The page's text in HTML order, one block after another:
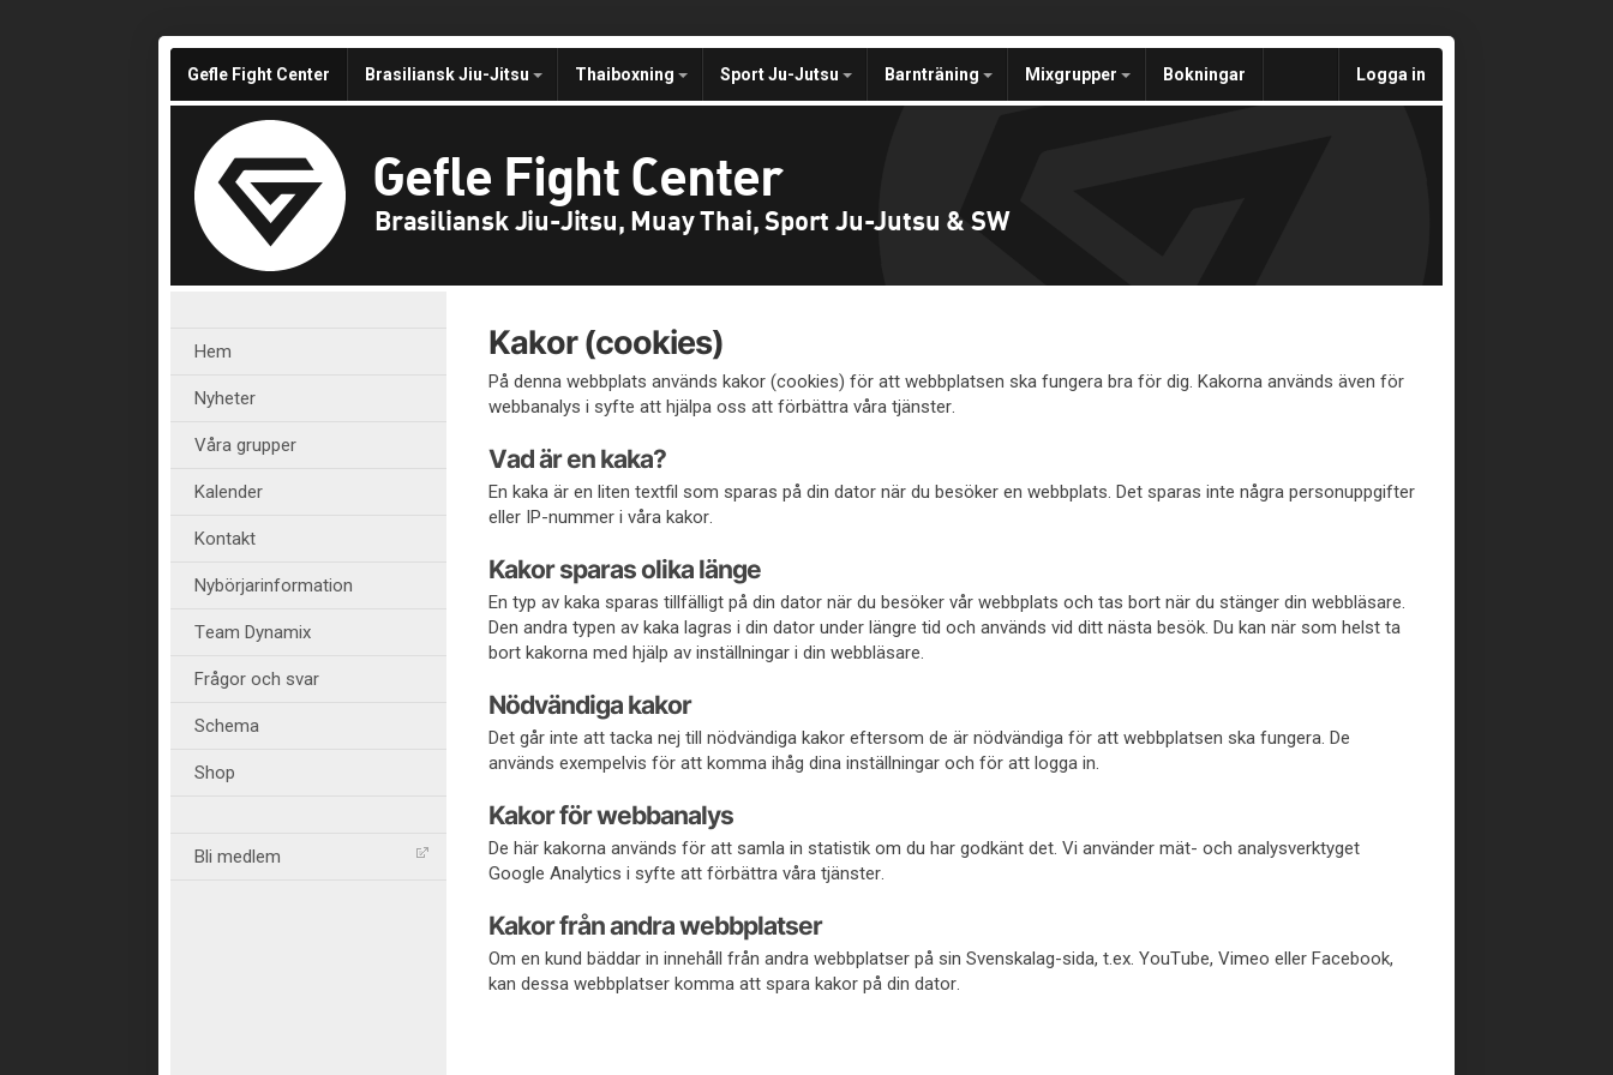
Gefle Fight Center Brasiliansk Jiu-Jitsu Thaiboxning Sport Ju-Jutsu Barnträning Mixgrupper Bokningar Logga in
Gefle Fight Center
Brasiliansk Jiu-Jitsu, Muay Thai, Sport Ju-Jutsu & SW
Hem
Nyheter
Våra grupper
Kalender
Kontakt
Nybörjarinformation
Team Dynamix
Frågor och svar
Schema
Shop
Bli medlem
Kakor (cookies)
På denna webbplats används kakor (cookies) för att webbplatsen ska fungera bra för dig. Kakorna används även för
webbanalys i syfte att hjälpa oss att förbättra våra tjänster.
Vad är en kaka?
En kaka är en liten textfil som sparas på din dator när du besöker en webbplats. Det sparas inte några personuppgifter
eller IP-nummer i våra kakor.
Kakor sparas olika länge
En typ av kaka sparas tillfälligt på din dator när du besöker vår webbplats och tas bort när du stänger din webbläsare.
Den andra typen av kaka lagras i din dator under längre tid och används vid ditt nästa besök. Du kan när som helst ta
bort kakorna med hjälp av inställningar i din webbläsare.
Nödvändiga kakor
Det går inte att tacka nej till nödvändiga kakor eftersom de är nödvändiga för att webbplatsen ska fungera. De
används exempelvis för att komma ihåg dina inställningar och för att logga in.
Kakor för webbanalys
De här kakorna används för att samla in statistik om du har godkänt det. Vi använder mät- och analysverktyget
Google Analytics i syfte att förbättra våra tjänster.
Kakor från andra webbplatser
Om en kund bäddar in innehåll från andra webbplatser på sin Svenskalag-sida, t.ex. YouTube, Vimeo eller Facebook,
kan dessa webbplatser komma att spara kakor på din dator.